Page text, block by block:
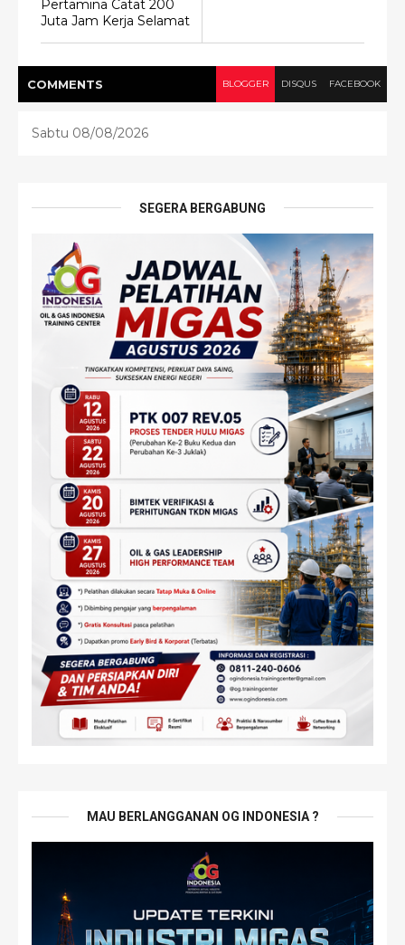
Pertamina Catat 200
Juta Jam Kerja Selamat
COMMENTS BLOGGER DISQUS FACEBOOK
Sabtu 08/08/2026
SEGERA BERGABUNG
MAU BERLANGGANAN OG INDONESIA ?